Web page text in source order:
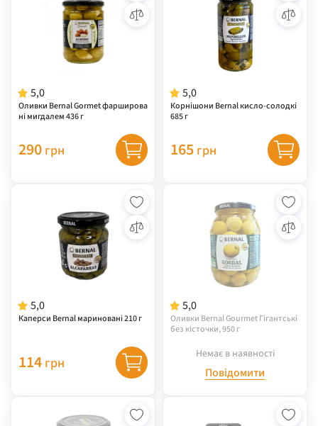
5,0
Оливки Bernal Gormet фарширова
ні мигдалем 436 г
290 грн
5,0
Корнішони Bernal кисло-солодкі
685 г
165 грн
5,0
Каперси Bernal мариновані 210 г
114 грн
5,0
Оливки Bernal Gourmet Гігантські
без кісточки, 950 г
Немає в наявності
Повідомити